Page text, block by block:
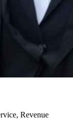
Revenue